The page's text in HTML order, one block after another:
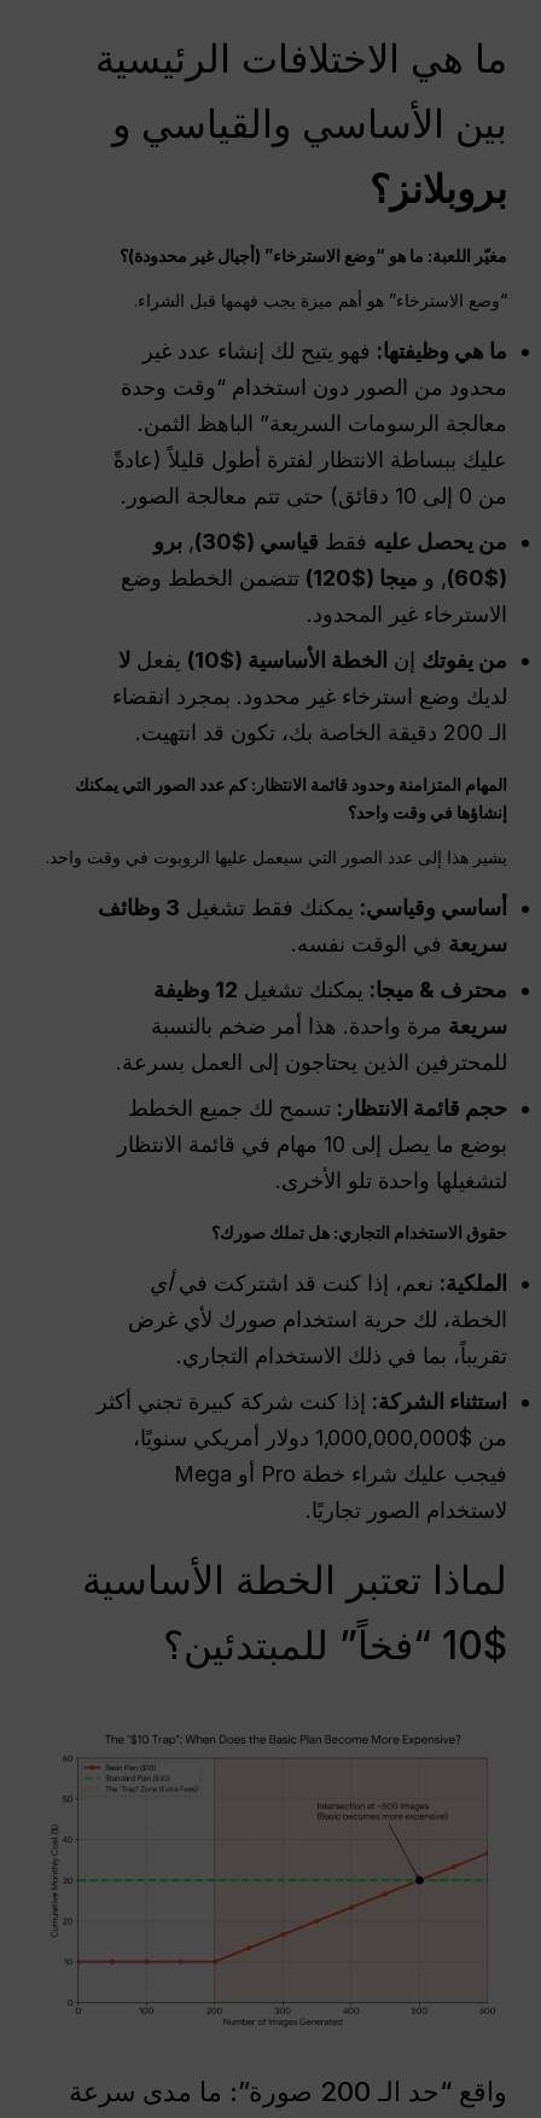
ما هي الاختلافات الرئيسية
بين الأساسي والقياسي و
بروبلانز؟
مغيّر اللعبة: ما هو “وضع الاسترخاء” (أجيال غير محدودة)؟
“وضع الاسترخاء” هو أهم ميزة يجب فهمها قبل الشراء.
ما هي وظيفتها: فهو يتيح لك إنشاء عدد غير
محدود من الصور دون استخدام “وقت وحدة
معالجة الرسومات السريعة” الباهظ الثمن.
عليك ببساطة الانتظار لفترة أطول قليلاً (عادةً
من 0 إلى 10 دقائق) حتى تتم معالجة الصور.
من يحصل عليه فقط قياسي ($30) , برو
($60)
, و ميجا ($120)
تتضمن الخطط وضع
الاسترخاء غير المحدود.
من يفوتك إن الخطة الأساسية ($10) يفعل لا
لديك وضع استرخاء غير محدود. بمجرد انقضاء
الـ 200 دقيقة الخاصة بك، تكون قد انتهيت.
المهام المتزامنة وحدود قائمة الانتظار: كم عدد الصور التي يمكنك
إنشاؤها في وقت واحد؟
يشير هذا إلى عدد الصور التي سيعمل عليها الروبوت في وقت واحد.
أساسي وقياسي: يمكنك فقط تشغيل
3 وظائف
سريعة في الوقت نفسه.
محترف & ميجا: يمكنك تشغيل
12 وظيفة
سريعة مرة واحدة. هذا أمر ضخم بالنسبة
للمحترفين الذين يحتاجون إلى العمل بسرعة.
حجم قائمة الانتظار: تسمح لك جميع الخطط
بوضع ما يصل إلى 10 مهام في قائمة الانتظار
لتشغيلها واحدة تلو الأخرى.
حقوق الاستخدام التجاري: هل تملك صورك؟
الملكية: نعم، إذا كنت قد اشتركت فيأي
الخطة، لك حرية استخدام صورك لأي غرض
تقريباً، بما في ذلك الاستخدام التجاري.
استثناء الشركة: إذا كنت شركة كبيرة تجني أكثر
من $1,000,000,000 دولار أمريكي سنويًا،
فيجب عليك شراء خطة Pro أو Mega
لاستخدام الصور تجاريًا.
لماذا تعتبر الخطة الأساسية
$10 “فخاً” للمبتدئين؟
واقع “حد الـ 200 صورة”: ما مدى سرعة